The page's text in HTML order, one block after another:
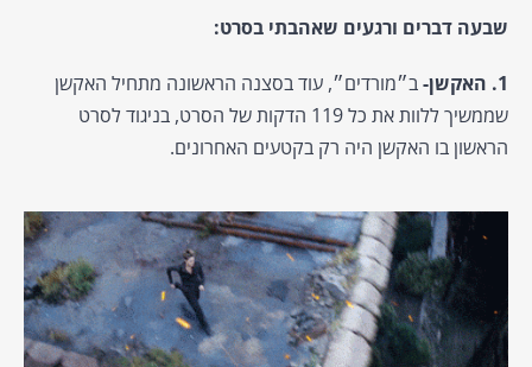
שבעה דברים ורגעים שאהבתי בסרט:
1. האקשן-
ב״מורדים״, עוד בסצנה הראשונה מתחיל האקשן
שממשיך ללוות את כל 119 הדקות של הסרט, בניגוד לסרט
הראשון בו האקשן היה רק בקטעים האחרונים.